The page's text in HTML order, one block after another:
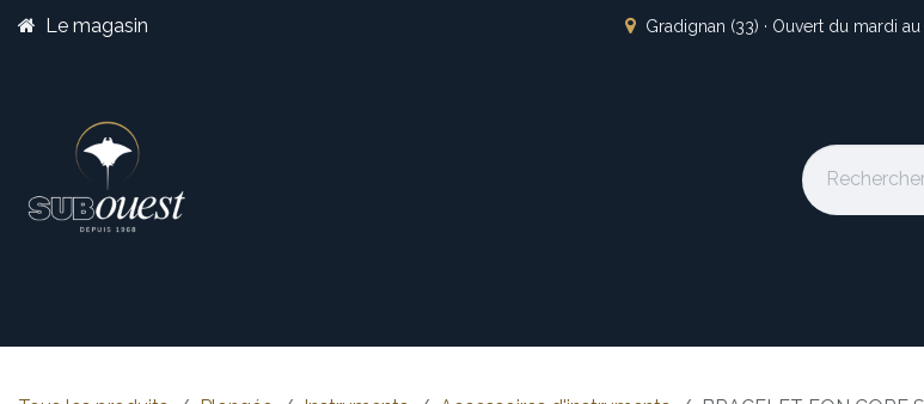
Se rendre au contenu
Le magasin Gradignan (33) · Ouvert du mardi